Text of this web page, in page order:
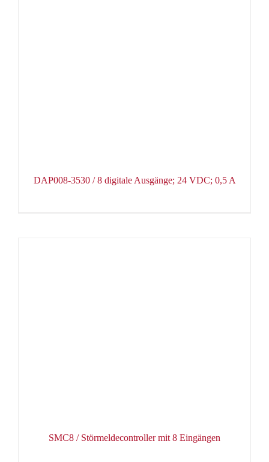
DAP008-3530 / 8 digitale Ausgänge; 24 VDC; 0,5 A
SMC8 / Störmeldecontroller mit 8 Eingängen